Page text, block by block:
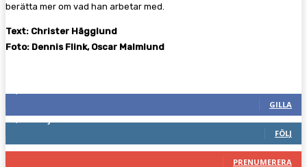
berätta mer om vad han arbetar med.
Text: Christer Hägglund
Foto: Dennis Flink, Oscar Malmlund
GILLA
FÖLJ
PRENUMERERA